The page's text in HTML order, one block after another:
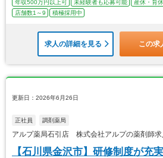
年収500万円以上可 未経験者も応募可能 産休・育
店舗数1～9
積極採用中
求人の詳細を見る この求
更新日：2026年6月26日
正社員 調剤薬局
アルプ薬局石引店 株式会社アルプの薬剤師求
【石川県金沢市】研修制度が充